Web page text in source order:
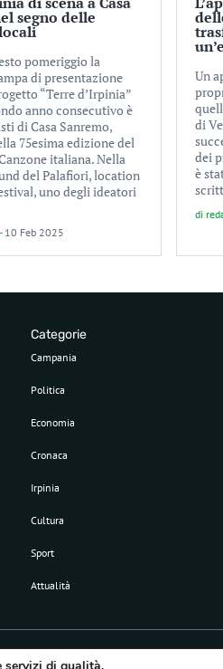
segno delle
pomeriggio la
di presentazione
“Terre d’Irpinia”
anno consecutivo è
di Casa Sanremo,
75esima edizione del
italiana. Nella
del Palafiori, location
uno degli ideatori
- 10 Feb 2025
Un
di
dei
è
di
Categorie
Campania
Politica
Economia
Cronaca
Irpinia
Cultura
Sport
Attualità